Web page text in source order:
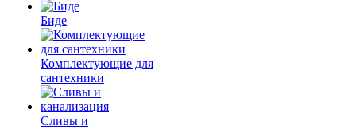
Биде
Комплектующие для
сантехники
Сливы и